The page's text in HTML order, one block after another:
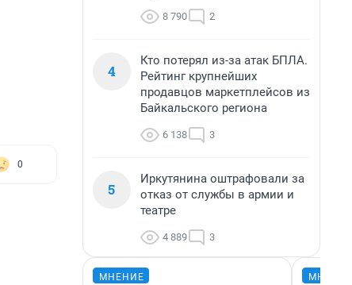
0
8 790 2
4
Кто потерял из-за атак БПЛА.
Рейтинг крупнейших
продавцов маркетплейсов из
Байкальского региона
6 138 3
5
Иркутянина оштрафовали за
отказ от службы в армии и
театре
4 889 3
МНЕНИЕ